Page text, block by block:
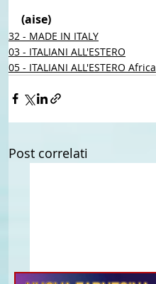
(aise)
32 - MADE IN ITALY
03 - ITALIANI ALL'ESTERO
05 - ITALIANI ALL'ESTERO Africa
Post correlati